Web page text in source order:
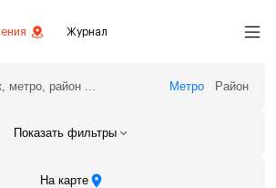
Журнал
Метро Район
Показать фильтры
На карте